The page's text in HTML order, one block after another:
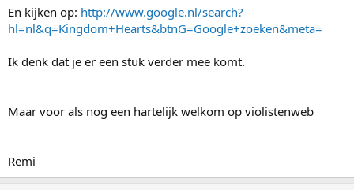
En kijken op: http://www.google.nl/search?
hl=nl&q=Kingdom+Hearts&btnG=Google+zoeken&meta=
Ik denk dat je er een stuk verder mee komt.
Maar voor als nog een hartelijk welkom op violistenweb
Remi